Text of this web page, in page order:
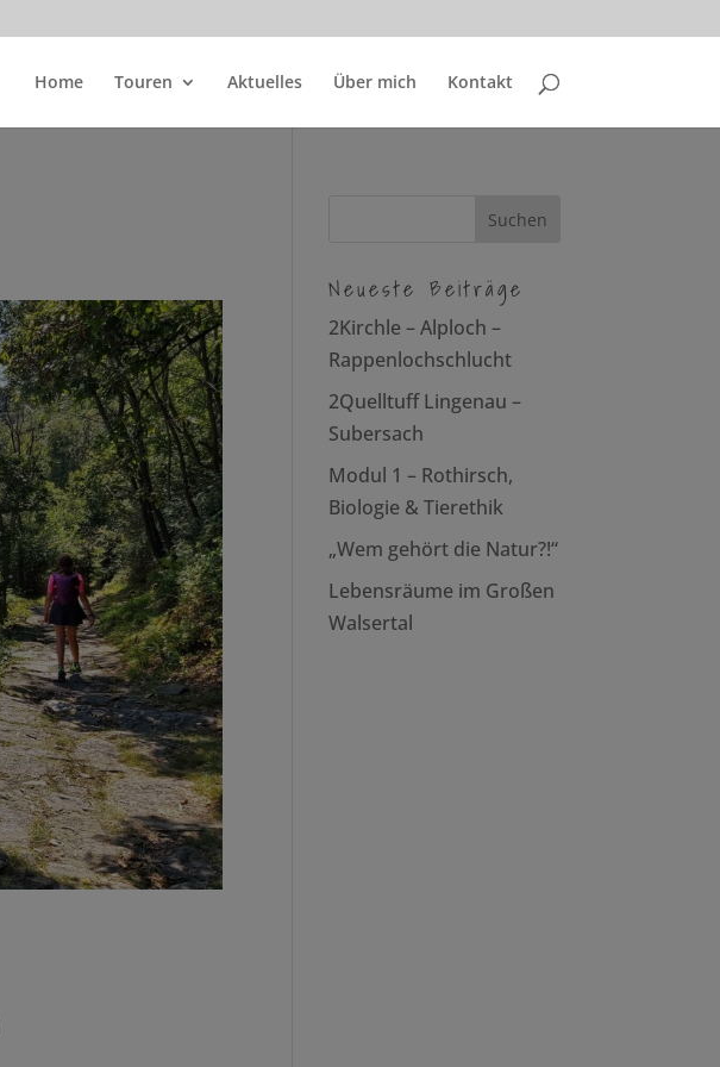
Home Touren Aktuelles Über mich Kontakt
Neueste Beiträge
2Kirchle – Alploch –
Rappenlochschlucht
2Quelltuff Lingenau –
Subersach
Modul 1 – Rothirsch,
Biologie & Tierethik
„Wem gehört die Natur?!“
Lebensräume im Großen
Walsertal